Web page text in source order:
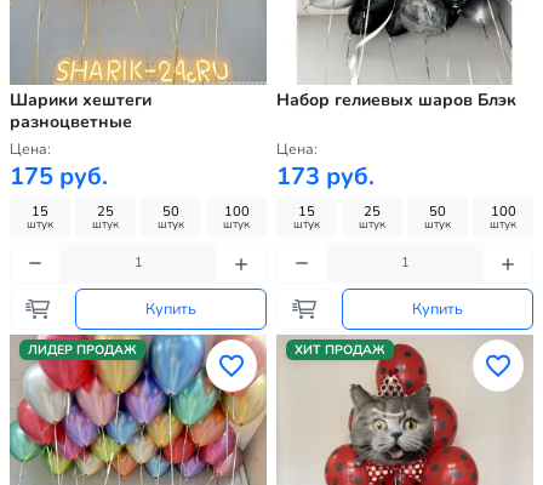
Шарики хештеги
разноцветные
Цена:
175 руб.
15
штук
25
штук
50
штук
100
штук
Купить
Набор гелиевых шаров Блэк
Цена:
173 руб.
15
штук
25
штук
50
штук
100
штук
Купить
ЛИДЕР ПРОДАЖ ХИТ ПРОДАЖ